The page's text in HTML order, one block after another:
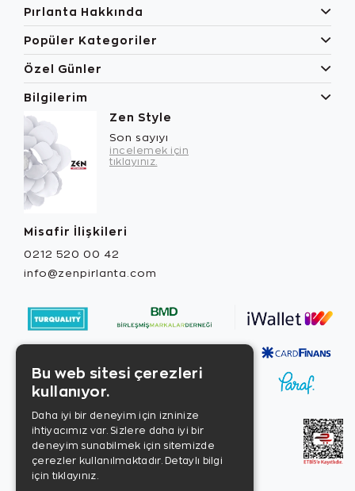
Pırlanta Hakkında
Popüler Kategoriler
Özel Günler
Bilgilerim
Zen Style
Son sayıyı
incelemek için
tıklayınız.
Misafir İlişkileri
0212 520 00 42
info@zenpirlanta.com
Bu web sitesi çerezleri
kullanıyor.
Daha iyi bir deneyim için izninize
ihtiyacımız var. Sizlere daha iyi bir
deneyim sunabilmek için sitemizde
çerezler kullanılmaktadır. Detaylı bilgi
için tıklayınız.